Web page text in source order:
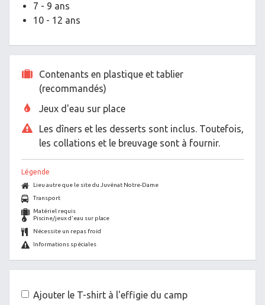
7 - 9 ans
10 - 12 ans
Contenants en plastique et tablier
(recommandés)
Jeux d'eau sur place
Les dîners et les desserts sont inclus. Toutefois,
les collations et le breuvage sont à fournir.
Légende
Lieu autre que le site du Juvénat Notre-Dame
Transport
Matériel requis
Piscine/jeux d'eau sur place
Nécessite un repas froid
Informations spéciales
Ajouter le T-shirt à l'effigie du camp